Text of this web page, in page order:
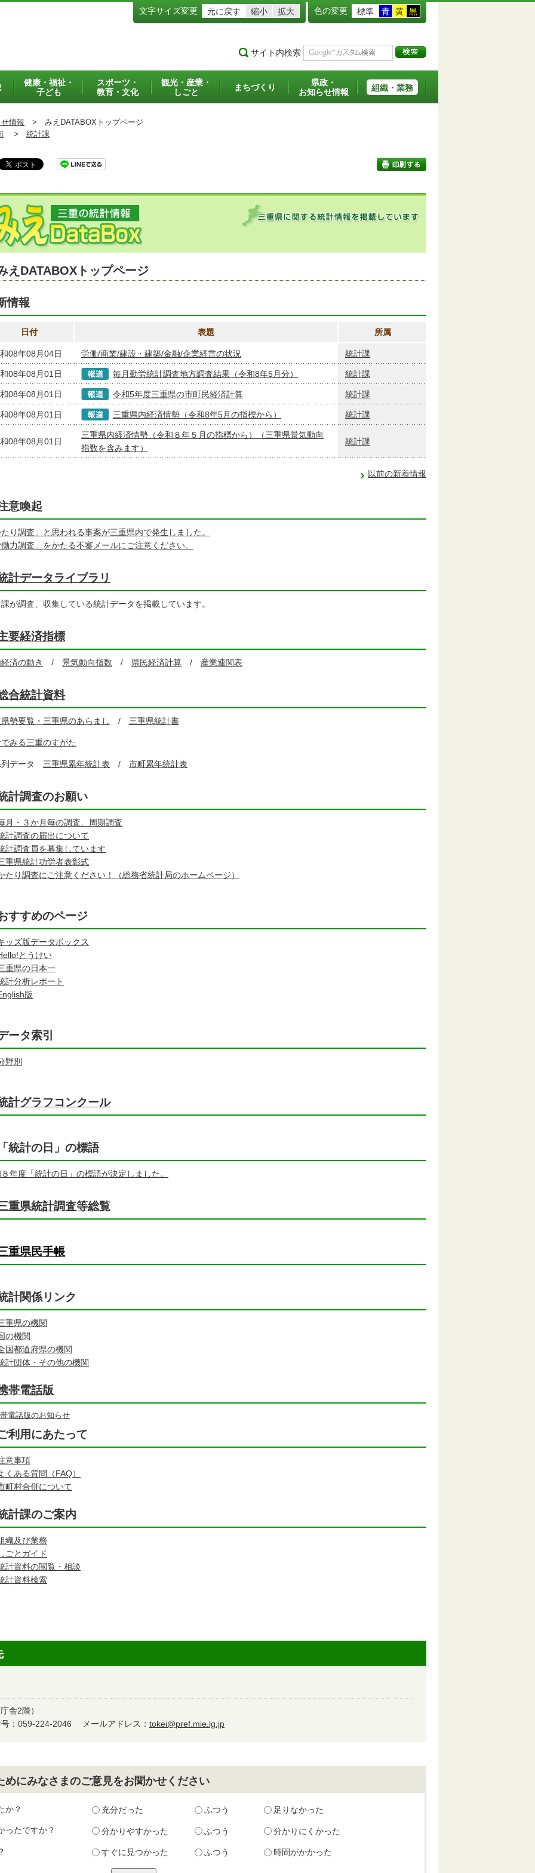
文字サイズ変更 元に戻す 縮小 拡大 色の変更 標準 青 黄 黒
サイト内検索
健康・福祉・
子ども
スポーツ・
教育・文化
観光・産業・
しごと
まちづくり
県政・
お知らせ情報
組織・業務
情報 > みえDATABOXトップページ
> 統計課
印刷する
えDATABOXトップページ
情報
日付 表題 所属
08年08月04日 労働/商業/建設・建築/金融/企業経営の状況 統計課
08年08月01日 毎月勤労統計調査地方調査結果（令和8年5月分） 統計課
08年08月01日 令和5年度三重県の市町民経済計算 統計課
08年08月01日 三重県内経済情勢（令和8年5月の指標から） 統計課
08年08月01日
三重県内経済情勢（令和８年５月の指標から）（三重県景気動向
指数を含みます）
統計課
以前の新着情報
意喚起
り調査」と思われる事案が三重県内で発生しました。
力調査」をかたる不審メールにご注意ください。
計データライブラリ
が調査、収集している統計データを掲載しています。
要経済指標
済の動き / 景気動向指数 / 県民経済計算 / 産業連関表
合統計資料
勢要覧・三重県のあらまし / 三重県統計書
みる三重のすがた
列データ 三重県累年統計表 / 市町累年統計表
計調査のお願い
月・３か月毎の調査、周期調査
計調査の届出について
計調査員を募集しています
重県統計功労者表彰式
たり調査にご注意ください！（総務省統計局のホームページ）
すすめのページ
ッズ版データボックス
とうけい
重県の日本一
計分析レポート
版
ータ索引
野別
計グラフコンクール
統計の日」の標語
年度「統計の日」の標語が決定しました。
重県統計調査等総覧
重県民手帳
計関係リンク
重県の機関
の機関
国都道府県の機関
計団体・その他の機関
帯電話版
電話版のお知らせ
利用にあたって
意事項
くある質問（FAQ）
町村合併について
計課のご案内
織及び業務
ごとガイド
計資料の閲覧・相談
計資料検索
舎2階）
：059-224-2046
メールアドレス： tokei@pref.mie.lg.jp
にみなさまのご意見をお聞かせください
か？ 充分だった ふつう 足りなかった
ったですか？ 分かりやすかった ふつう 分かりにくかった
すぐに見つかった ふつう 時間がかかった